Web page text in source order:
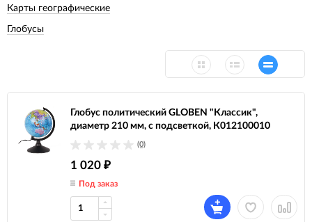
Карты географические
Глобусы
Глобус политический GLOBEN "Классик",
диаметр 210 мм, с подсветкой, К012100010
(0)
1 020 ₽
Под заказ